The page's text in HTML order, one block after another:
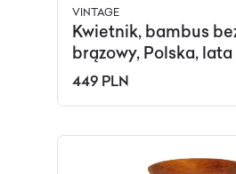
VINTAGE
Kwietnik, bambus
brązowy, Polska,
449 PLN